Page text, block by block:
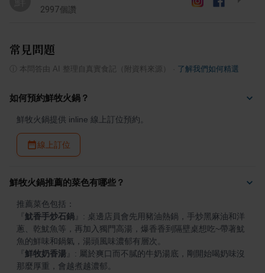
2997個讚
常見問題
本問答由 AI 整理自真實食記（附資料來源） 了解我們如何精選
如何預約鮮牧火鍋？
鮮牧火鍋提供 inline 線上訂位預約。
線上訂位
鮮牧火鍋推薦的菜色有哪些？
魷香手炒石鍋
: 桌邊店員會先用豬油熱鍋，手炒黑麻油和洋
蔥、乾魷魚等，再加入獨門高湯，爆香香到隔壁桌想吃~帶著魷
鮮牧奶香湯
: 屬於爽口而不膩的牛奶湯底，剛開始喝奶味沒